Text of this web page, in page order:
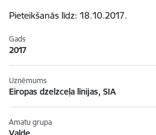
Pieteikšanās līdz: 18.10.2017.
Gads
2017
Uzņēmums
Eiropas dzelzceļa līnijas, SIA
Amatu grupa